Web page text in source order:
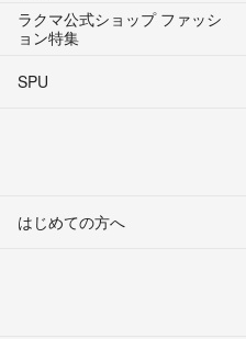
ラクマ公式ショップ ファッシ
ョン特集
SPU
はじめての方へ